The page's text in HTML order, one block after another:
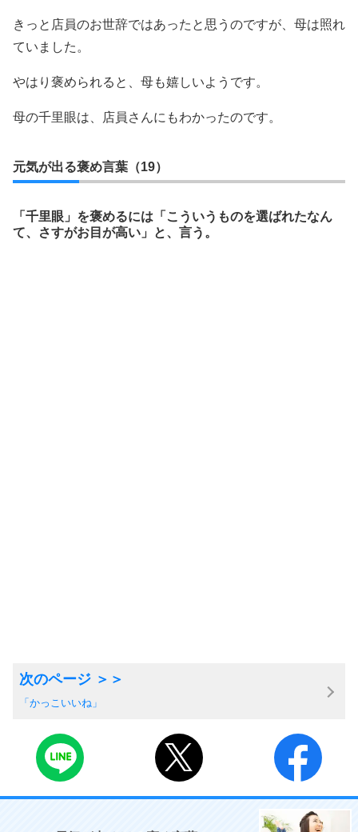
きっと店員のお世辞ではあったと思うのですが、母は照れ
ていました。
やはり褒められると、母も嬉しいようです。
母の千里眼は、店員さんにもわかったのです。
元気が出る褒め言葉（19）
「千里眼」を褒めるには「こういうものを選ばれたなん
て、さすがお目が高い」と、言う。
「かっこいいね」